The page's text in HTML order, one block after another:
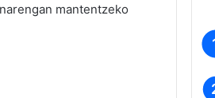
mantentzeko